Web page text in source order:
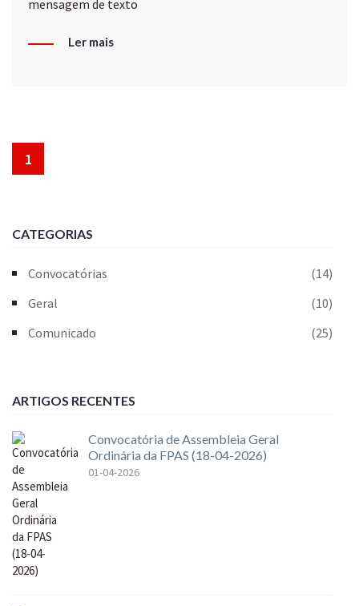
mensagem de texto
Ler mais
1
CATEGORIAS
Convocatórias
(14)
Geral
(10)
Comunicado
(25)
ARTIGOS RECENTES
Convocatória de Assembleia Geral
Ordinária da FPAS (18-04-2026)
01-04-2026